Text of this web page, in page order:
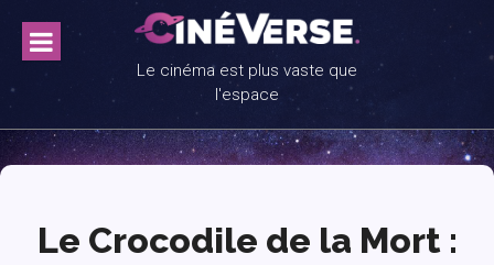
content
Le cinéma est plus vaste que
l'espace
Le Crocodile de la Mort :